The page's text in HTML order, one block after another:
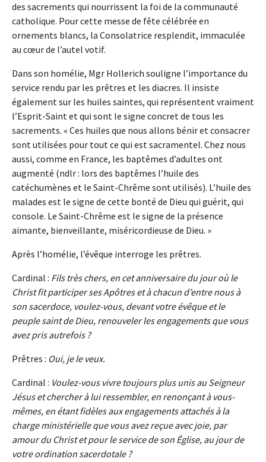
des sacrements qui nourrissent la foi de la communauté
catholique. Pour cette messe de fête célébrée en
ornements blancs, la Consolatrice resplendit, immaculée
au cœur de l’autel votif.
Dans son homélie, Mgr Hollerich souligne l’importance du
service rendu par les prêtres et les diacres. Il insiste
également sur les huiles saintes, qui représentent vraiment
l’Esprit-Saint et qui sont le signe concret de tous les
sacrements. « Ces huiles que nous allons bénir et consacrer
sont utilisées pour tout ce qui est sacramentel. Chez nous
aussi, comme en France, les baptêmes d’adultes ont
augmenté (ndlr : lors des baptêmes l’huile des
catéchumènes et le Saint-Chrême sont utilisés). L’huile des
malades est le signe de cette bonté de Dieu qui guérit, qui
console. Le Saint-Chrême est le signe de la présence
aimante, bienveillante, miséricordieuse de Dieu. »
Après l’homélie, l’évêque interroge les prêtres.
Cardinal : Fils très chers, en cet anniversaire du jour où le
Christ fit participer ses Apôtres et à chacun d’entre nous à
son sacerdoce, voulez-vous, devant votre évêque et le
peuple saint de Dieu, renouveler les engagements que vous
avez pris autrefois ?
Prêtres : Oui, je le veux.
Cardinal : Voulez-vous vivre toujours plus unis au Seigneur
Jésus et chercher à lui ressembler, en renonçant à vous-
mêmes, en étant fidèles aux engagements attachés à la
charge ministérielle que vous avez reçue avec joie, par
amour du Christ et pour le service de son Église, au jour de
votre ordination sacerdotale ?